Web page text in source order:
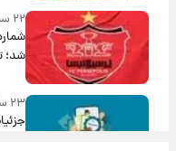
۲۲ ساعت پیش
شد؛
۲۳ ساعت پیش